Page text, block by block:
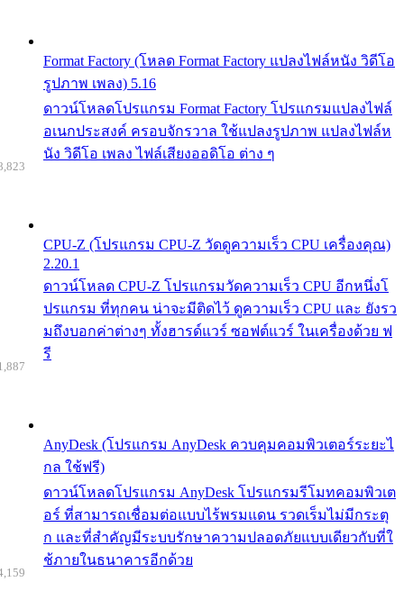
Format Factory (โหลด Format Factory แปลงไฟล์หนัง วิดีโอ
รูปภาพ เพลง) 5.16
ดาวน์โหลดโปรแกรม Format Factory โปรแกรมแปลงไฟล์
อเนกประสงค์ ครอบจักรวาล ใช้แปลงรูปภาพ แปลงไฟล์ห
นัง วิดีโอ เพลง ไฟล์เสียงออดิโอ ต่าง ๆ
CPU-Z (โปรแกรม CPU-Z วัดดูความเร็ว CPU เครื่องคุณ)
2.20.1
ดาวน์โหลด CPU-Z โปรแกรมวัดความเร็ว CPU อีกหนึ่งโ
ปรแกรม ที่ทุกคน น่าจะมีติดไว้ ดูความเร็ว CPU และ ยังรว
มถึงบอกค่าต่างๆ ทั้งฮารด์แวร์ ซอฟต์แวร์ ในเครื่องด้วย ฟ
รี
AnyDesk (โปรแกรม AnyDesk ควบคุมคอมพิวเตอร์ระยะไ
กล ใช้ฟรี)
ดาวน์โหลดโปรแกรม AnyDesk โปรแกรมรีโมทคอมพิวเต
อร์ ที่สามารถเชื่อมต่อแบบไร้พรมแดน รวดเร็มไม่มีกระตุ
ก และที่สำคัญมีระบบรักษาความปลอดภัยแบบเดียวกับที่ใ
ช้ภายในธนาคารอีกด้วย